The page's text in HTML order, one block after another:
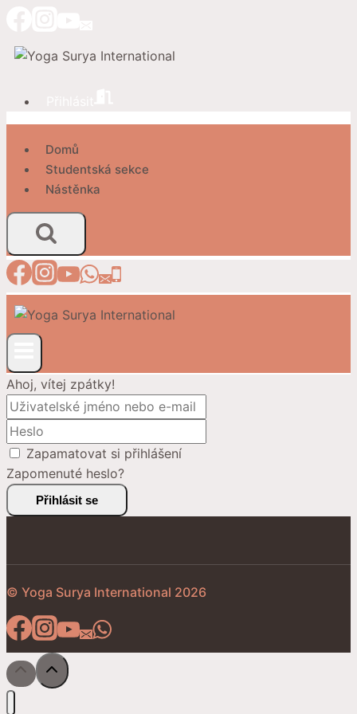
obsah
Domů
Studentská sekce
Nástěnka
Ahoj, vítej zpátky!
Zapamatovat si přihlášení
Zapomenuté heslo?
Přihlásit se
© Yoga Surya International 2026